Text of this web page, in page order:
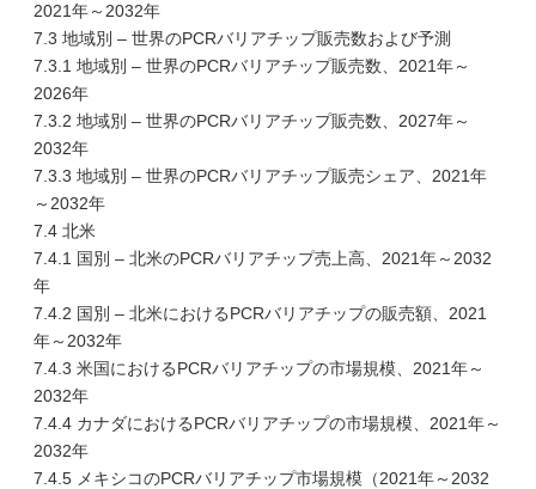
2021年～2032年
7.3 地域別 – 世界のPCRバリアチップ販売数および予測
7.3.1 地域別 – 世界のPCRバリアチップ販売数、2021年～
2026年
7.3.2 地域別 – 世界のPCRバリアチップ販売数、2027年～
2032年
7.3.3 地域別 – 世界のPCRバリアチップ販売シェア、2021年
～2032年
7.4 北米
7.4.1 国別 – 北米のPCRバリアチップ売上高、2021年～2032
年
7.4.2 国別 – 北米におけるPCRバリアチップの販売額、2021
年～2032年
7.4.3 米国におけるPCRバリアチップの市場規模、2021年～
2032年
7.4.4 カナダにおけるPCRバリアチップの市場規模、2021年～
2032年
7.4.5 メキシコのPCRバリアチップ市場規模（2021年～2032